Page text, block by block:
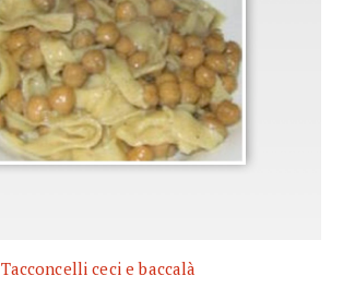
Tacconcelli ceci e baccalà